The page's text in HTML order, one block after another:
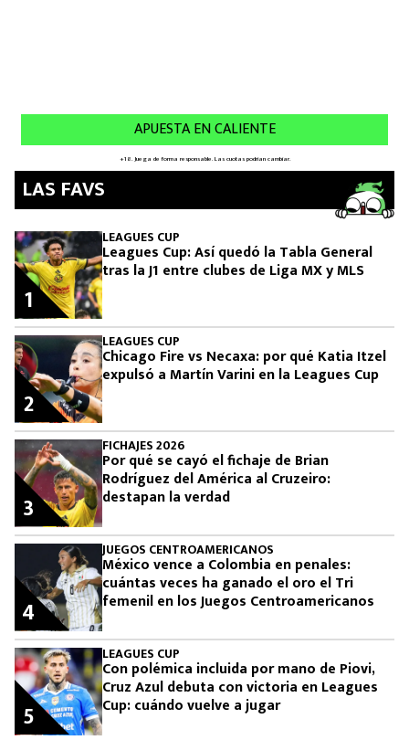
LAS FAVS
LEAGUES CUP
Leagues Cup: Así quedó la Tabla General
tras la J1 entre clubes de Liga MX y MLS
1
LEAGUES CUP
Chicago Fire vs Necaxa: por qué Katia Itzel
expulsó a Martín Varini en la Leagues Cup
2
FICHAJES 2026
Por qué se cayó el fichaje de Brian
Rodríguez del América al Cruzeiro:
destapan la verdad
3
JUEGOS CENTROAMERICANOS
México vence a Colombia en penales:
cuántas veces ha ganado el oro el Tri
femenil en los Juegos Centroamericanos
4
LEAGUES CUP
Con polémica incluida por mano de Piovi,
Cruz Azul debuta con victoria en Leagues
Cup: cuándo vuelve a jugar
5